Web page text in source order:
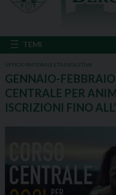
UFFICIO PASTORALE ETÀ EVOLUTIVA
GENNAIO-
CENTRALE PER
ISCRIZIONI FINO